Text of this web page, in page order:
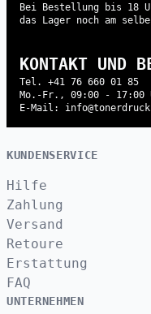
Bei Bestellung bis 18
das Lager noch am
KONTAKT UND
Tel. +41 76 660 01 85
Mo.-Fr., 09:00 - 17:00
E-Mail:
KUNDENSERVICE
Hilfe
Zahlung
Versand
Retoure
Erstattung
FAQ
UNTERNEHMEN